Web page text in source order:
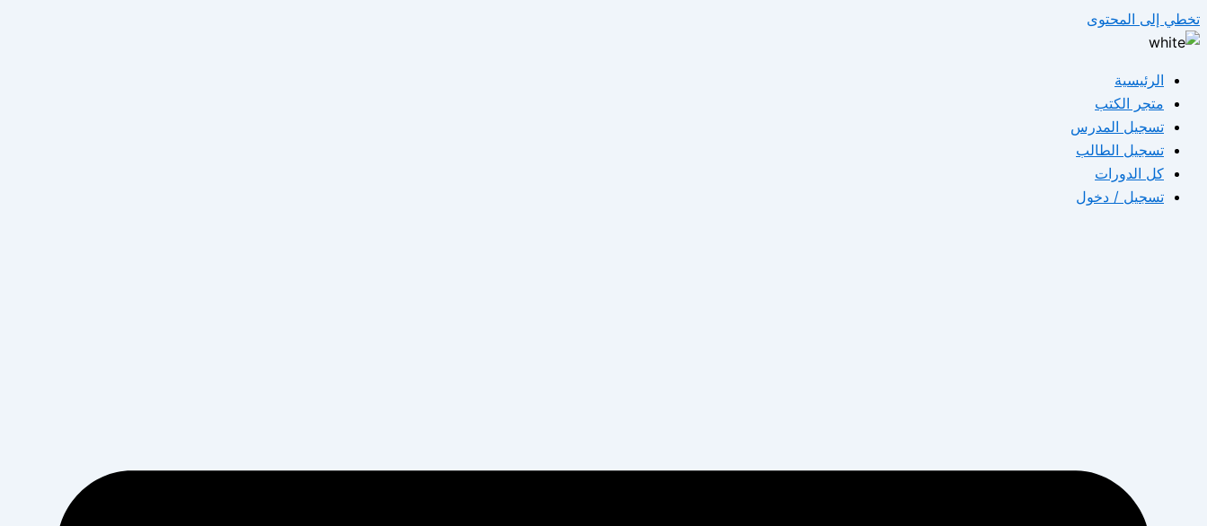
تخطي إلى المحتوى
الرئيسية
متجر الكتب
تسجيل المدرس
تسجيل الطالب
كل الدورات
تسجيل / دخول